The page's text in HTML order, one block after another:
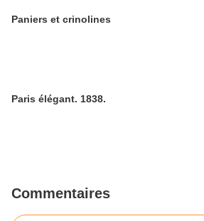
Paniers et crinolines
Paris élégant. 1838.
Commentaires